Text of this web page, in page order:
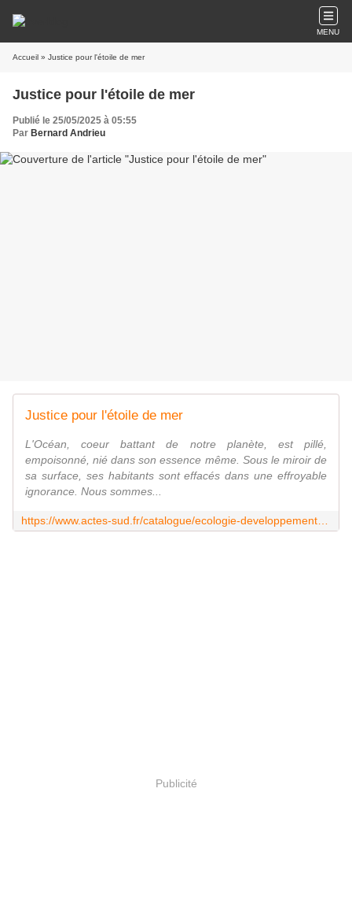
MENU
Accueil » Justice pour l'étoile de mer
Justice pour l'étoile de mer
Publié le 25/05/2025 à 05:55
Par Bernard Andrieu
Justice pour l'étoile de mer
L'Océan, coeur battant de notre planète, est pillé,
empoisonné, nié dans son essence même. Sous le miroir de
sa surface, ses habitants sont effacés dans une effroyable
ignorance. Nous sommes...
Publicité